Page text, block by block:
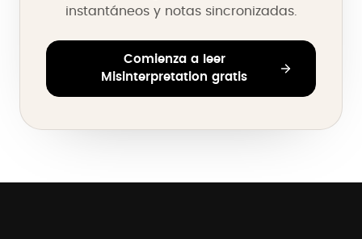
instantáneos y notas sincronizadas.
Comienza a leer
Misinterpretation gratis